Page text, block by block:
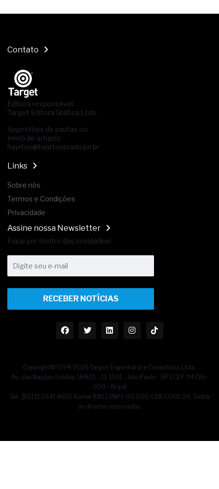
Contato
Editora responsável:
Target Editora Gráfica Ltda.
Sugestões de pautas ou
envio de artigos:
hayrton@hayrtonprado.jor.br
Links
Sobre nós
Termos e Condições
Privacidade
Assine nossa Newsletter
Fique por dentro das novidades!
RECEBER NOTÍCIAS
Copyright© 1994-2026 Target Engenharia e Consultoria Ltda.
Av. das Nações Unidas, 18801 - Cj. 1501 - São Paulo - SP | CEP 04795-
000 - Brasil
Tel.: [55] 11 5641.4655 Ramal 881 | CNPJ: 00.000.028/0001-29. Todos
os direitos reservados.